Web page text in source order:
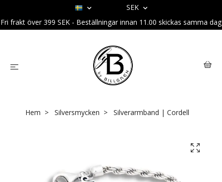
SEK
Fri frakt över 399 SEK - Beställningar innan 11.00 skickas samma dag
Hem Silversmycken Silverarmband | Cordell